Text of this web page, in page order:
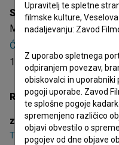
Sinopsis
Missing You je slovenski
Ćehić
.
1 nagrado.
Režija
zasedba
Tian Ćehić Lara Šlibar
Upravitelj te spletne
filmske kulture,
nadaljevanju: Zavod
Z uporabo spletnega
odpiranjem povezav,
obiskovalci in uporabniki
pogoji uporabe. Zavod
te splošne pogoje
spremenjeno različico
objavi obvestilo o
pogojev od dne objave